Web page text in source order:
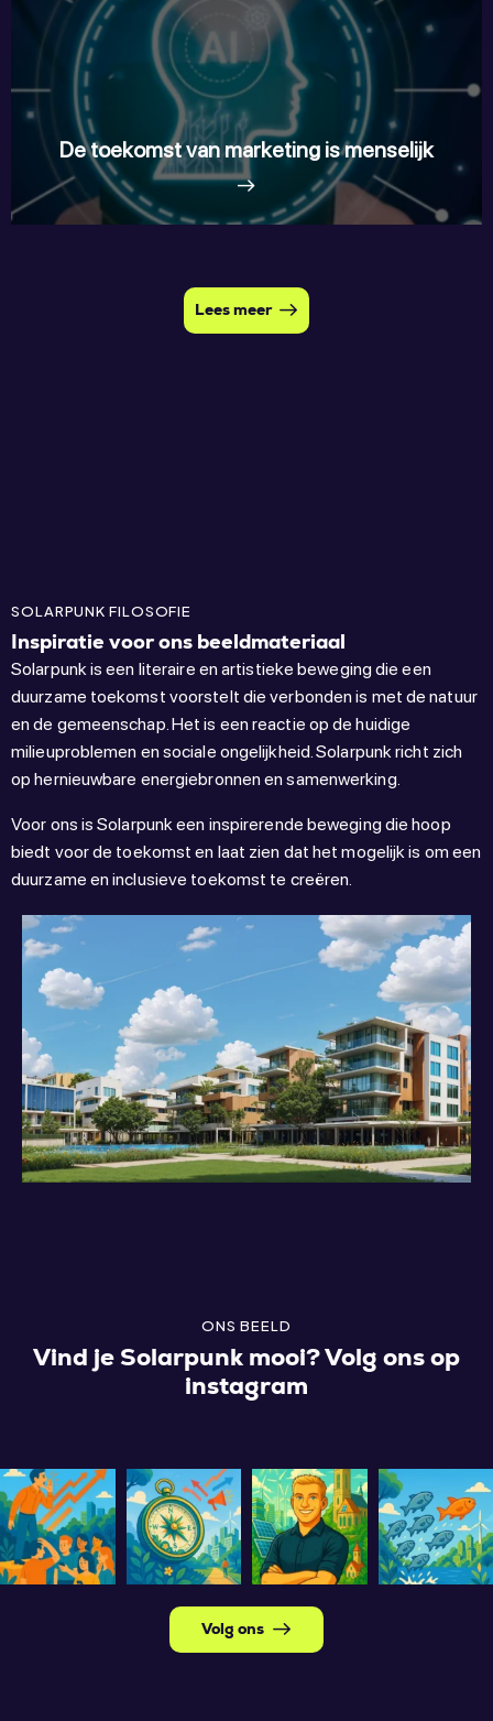
De toekomst van marketing is menselijk
Lees meer
SOLARPUNK FILOSOFIE
Inspiratie voor ons beeldmateriaal
Solarpunk is een literaire en artistieke beweging die een
duurzame toekomst voorstelt die verbonden is met de natuur
en de gemeenschap. Het is een reactie op de huidige
milieuproblemen en sociale ongelijkheid. Solarpunk richt zich
op hernieuwbare energiebronnen en samenwerking.
Voor ons is Solarpunk een inspirerende beweging die hoop
biedt voor de toekomst en laat zien dat het mogelijk is om een
duurzame en inclusieve toekomst te creëren.
ONS BEELD
Vind je Solarpunk mooi? Volg ons op
instagram
Volg ons